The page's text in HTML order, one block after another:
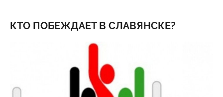
КТО ПОБЕЖДАЕТ В СЛАВЯНСКЕ?